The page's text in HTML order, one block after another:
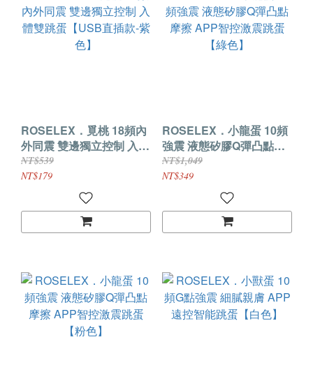
ROSELEX．覓桃 18頻內
外同震 雙邊獨立控制 入體
雙跳蛋【USB直插款-紫
色】
NT$539
NT$179
ROSELEX．小龍蛋 10頻
強震 液態矽膠Q彈凸點摩
擦 APP智控激震跳蛋【綠
色】
NT$1,049
NT$349